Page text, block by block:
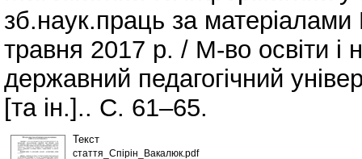
зб.наук.праць за
травня 2017 р. / М-во освіти і
державний педагогічний
[та ін.].. С. 61–65.
Текст
стаття_Спірін_Вакалюк.pdf